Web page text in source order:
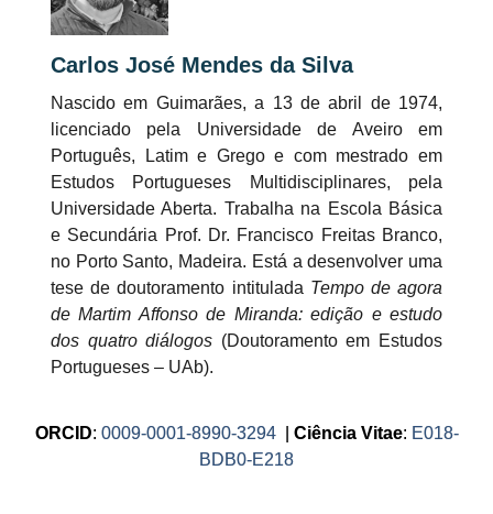
Carlos José Mendes da Silva
Nascido em Guimarães, a 13 de abril de 1974,
licenciado pela Universidade de Aveiro em
Português, Latim e Grego e com mestrado em
Estudos Portugueses Multidisciplinares, pela
Universidade Aberta. Trabalha na Escola Básica
e Secundária Prof. Dr. Francisco Freitas Branco,
no Porto Santo, Madeira. Está a desenvolver uma
tese de doutoramento intitulada Tempo de agora
de Martim Affonso de Miranda: edição e estudo
dos quatro diálogos (Doutoramento em Estudos
Portugueses – UAb).
ORCID: 0009-0001-8990-3294| Ciência Vitae: E018-
BDB0-E218